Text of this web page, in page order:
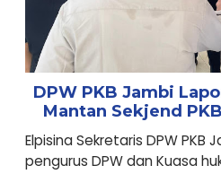
DPW PKB Jambi
Mantan Sekjend
Elpisina Sekretaris DPW PKB
pengurus DPW dan Kuasa